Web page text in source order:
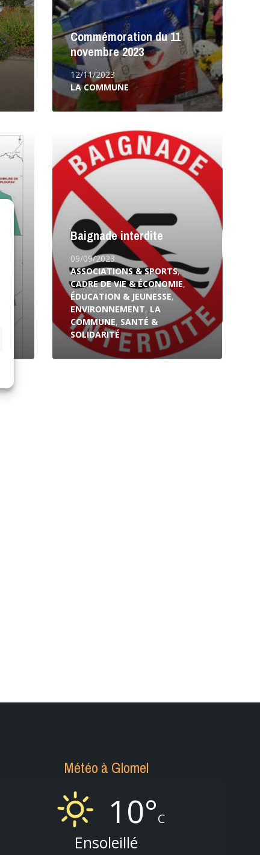
Commémoration du 11
novembre 2023
12/11/2023
LA COMMUNE
Baignade interdite
09/09/2023
ASSOCIATIONS & SPORTS,
CADRE DE VIE & ÉCONOMIE,
ÉDUCATION & JEUNESSE,
ENVIRONNEMENT, LA
COMMUNE, SANTÉ &
SOLIDARITÉ
suite
Météo à Glomel
10°C
Ensoleillé